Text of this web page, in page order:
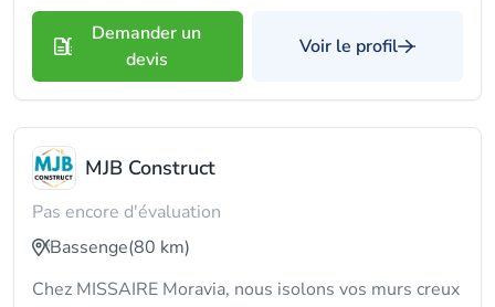
Demander un
devis
Voir le profil
MJB Construct
Pas encore d'évaluation
Bassenge(80 km)
Chez MISSAIRE Moravia, nous isolons vos murs creux